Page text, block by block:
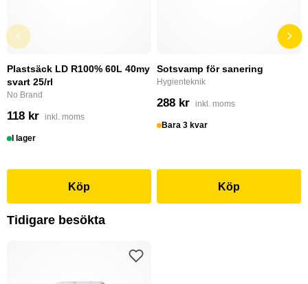
Plastsäck LD R100% 60L 40my
svart 25/rl
No Brand
118 kr inkl. moms
I lager
Köp
Sotsvamp för sanering
Hygienteknik
288 kr inkl. moms
Bara 3 kvar
Köp
Tidigare besökta